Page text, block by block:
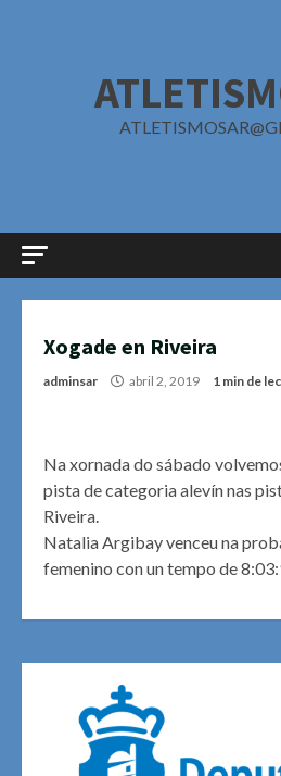
Xogade en Riveira
adminsar abril 2, 2019 1 min de
Na xornada do sábado
pista de categoria alevín nas
Riveira.
Natalia Argibay venceu na
femenino con un tempo de